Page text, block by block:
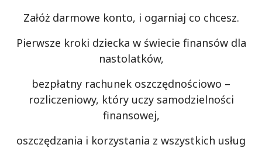
Załóż darmowe konto, i ogarniaj co chcesz.
Pierwsze kroki dziecka w świecie finansów dla
nastolatków,
bezpłatny rachunek oszczędnościowo –
rozliczeniowy, który uczy samodzielności
finansowej,
oszczędzania i korzystania z wszystkich usług